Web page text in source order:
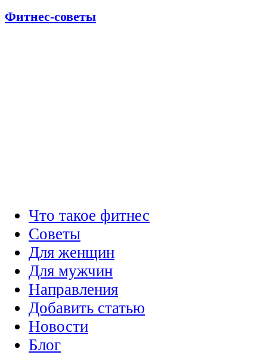
Фитнес-советы
Что такое фитнес
Советы
Для женщин
Для мужчин
Направления
Добавить статью
Новости
Блог